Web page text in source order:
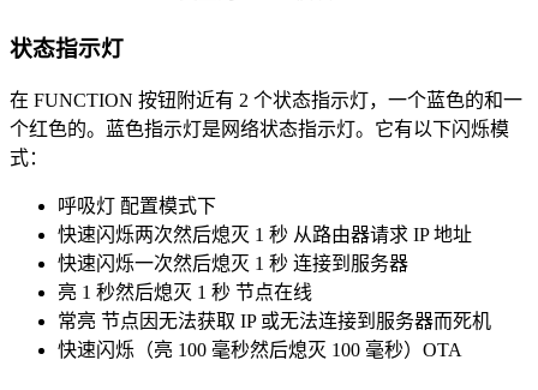
状态指示灯
在 FUNCTION 按钮附近有 2 个状态指示灯，一个蓝色的和一
个红色的。蓝色指示灯是网络状态指示灯。它有以下闪烁模
式：
呼吸灯 配置模式下
快速闪烁两次然后熄灭 1 秒 从路由器请求 IP 地址
快速闪烁一次然后熄灭 1 秒 连接到服务器
亮 1 秒然后熄灭 1 秒 节点在线
常亮 节点因无法获取 IP 或无法连接到服务器而死机
快速闪烁（亮 100 毫秒然后熄灭 100 毫秒）OTA